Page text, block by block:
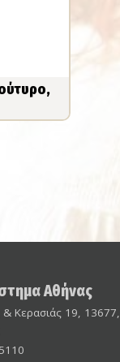
Αθήνας
Κερασιάς 19, 13677,